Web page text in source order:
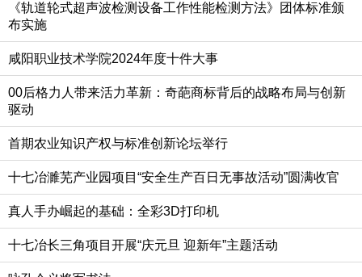
《轨道轮式超声波检测设备工作性能检测方法》团体标准颁
布实施
咸阳职业技术学院2024年度十件大事
00后格力人带来活力革新：奇葩商标背后的战略布局与创新
驱动
首期农业知识产权与标准创新论坛举行
十七冶濉芜产业园项目“安全生产百日无事故活动”圆满收官
真人手办崛起的基础：全彩3D打印机
十七冶长三角项目开展“庆元旦 迎新年”主题活动